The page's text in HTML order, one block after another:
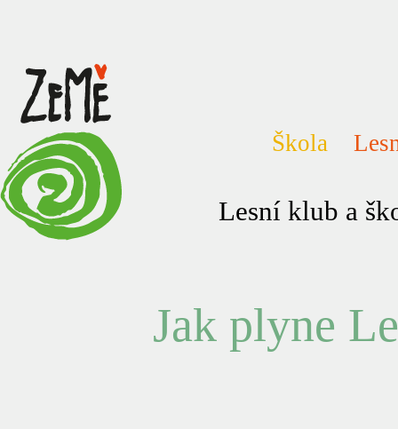
Škola
Lesní klub a
Jak plyne